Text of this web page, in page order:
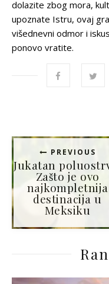
dolazite zbog mora,
upoznate Istru, ovaj
višednevni odmor i
ponovo vratite.
PREVIOUS
Jukatan
Zašto je ovo
najkompletnija
destinacija u
Meksiku